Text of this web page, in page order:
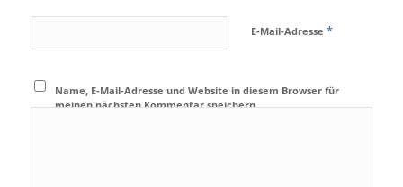
E-Mail-Adresse *
Name, E-Mail-Adresse und Website in diesem Browser für
meinen nächsten Kommentar speichern.